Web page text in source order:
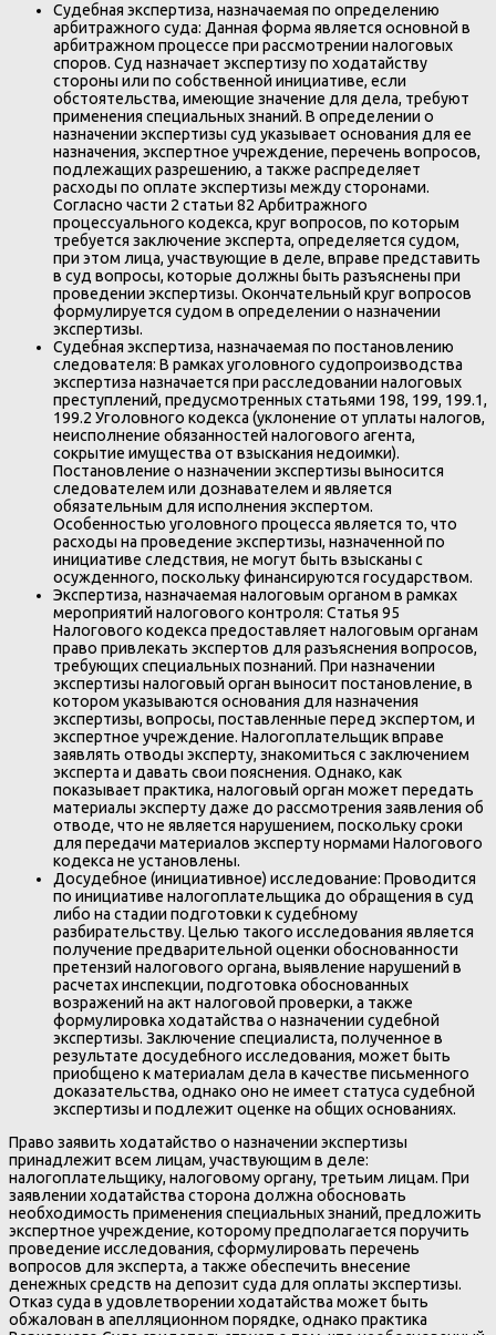
Судебная экспертиза, назначаемая по определению
арбитражного суда: Данная форма является основной в
арбитражном процессе при рассмотрении налоговых
споров. Суд назначает экспертизу по ходатайству
стороны или по собственной инициативе, если
обстоятельства, имеющие значение для дела, требуют
применения специальных знаний. В определении о
назначении экспертизы суд указывает основания для ее
назначения, экспертное учреждение, перечень вопросов,
подлежащих разрешению, а также распределяет
расходы по оплате экспертизы между сторонами.
Согласно части 2 статьи 82 Арбитражного
процессуального кодекса, круг вопросов, по которым
требуется заключение эксперта, определяется судом,
при этом лица, участвующие в деле, вправе представить
в суд вопросы, которые должны быть разъяснены при
проведении экспертизы. Окончательный круг вопросов
формулируется судом в определении о назначении
экспертизы.
Судебная экспертиза, назначаемая по постановлению
следователя: В рамках уголовного судопроизводства
экспертиза назначается при расследовании налоговых
преступлений, предусмотренных статьями 198, 199, 199.1,
199.2 Уголовного кодекса (уклонение от уплаты налогов,
неисполнение обязанностей налогового агента,
сокрытие имущества от взыскания недоимки).
Постановление о назначении экспертизы выносится
следователем или дознавателем и является
обязательным для исполнения экспертом.
Особенностью уголовного процесса является то, что
расходы на проведение экспертизы, назначенной по
инициативе следствия, не могут быть взысканы с
осужденного, поскольку финансируются государством.
Экспертиза, назначаемая налоговым органом в рамках
мероприятий налогового контроля: Статья 95
Налогового кодекса предоставляет налоговым органам
право привлекать экспертов для разъяснения вопросов,
требующих специальных познаний. При назначении
экспертизы налоговый орган выносит постановление, в
котором указываются основания для назначения
экспертизы, вопросы, поставленные перед экспертом, и
экспертное учреждение. Налогоплательщик вправе
заявлять отводы эксперту, знакомиться с заключением
эксперта и давать свои пояснения. Однако, как
показывает практика, налоговый орган может передать
материалы эксперту даже до рассмотрения заявления об
отводе, что не является нарушением, поскольку сроки
для передачи материалов эксперту нормами Налогового
кодекса не установлены.
Досудебное (инициативное) исследование: Проводится
по инициативе налогоплательщика до обращения в суд
либо на стадии подготовки к судебному
разбирательству. Целью такого исследования является
получение предварительной оценки обоснованности
претензий налогового органа, выявление нарушений в
расчетах инспекции, подготовка обоснованных
возражений на акт налоговой проверки, а также
формулировка ходатайства о назначении судебной
экспертизы. Заключение специалиста, полученное в
результате досудебного исследования, может быть
приобщено к материалам дела в качестве письменного
доказательства, однако оно не имеет статуса судебной
экспертизы и подлежит оценке на общих основаниях.
Право заявить ходатайство о назначении экспертизы
принадлежит всем лицам, участвующим в деле:
налогоплательщику, налоговому органу, третьим лицам. При
заявлении ходатайства сторона должна обосновать
необходимость применения специальных знаний, предложить
экспертное учреждение, которому предполагается поручить
проведение исследования, сформулировать перечень
вопросов для эксперта, а также обеспечить внесение
денежных средств на депозит суда для оплаты экспертизы.
Отказ суда в удовлетворении ходатайства может быть
обжалован в апелляционном порядке, однако практика